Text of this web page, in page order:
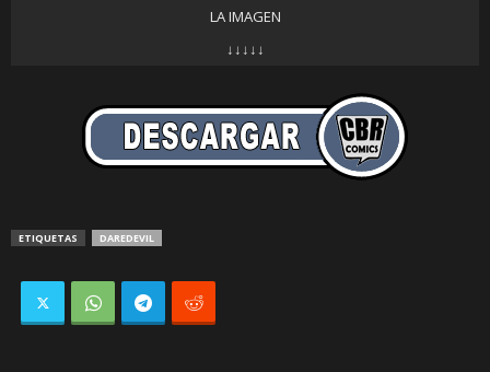
LA IMAGEN
↓↓↓↓↓
ETIQUETAS DAREDEVIL